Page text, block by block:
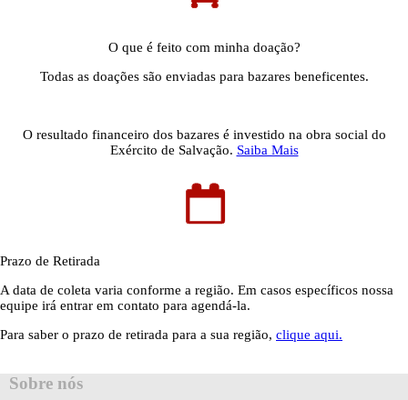
O que é feito com minha doação?
Todas as doações são enviadas para bazares beneficentes.
O resultado financeiro dos bazares é investido na obra social do
Exército de Salvação. Saiba Mais
Prazo de Retirada
A data de coleta varia conforme a região. Em casos específicos nossa
equipe irá entrar em contato para agendá-la.
Para saber o prazo de retirada para a sua região, clique aqui.
Sobre nós